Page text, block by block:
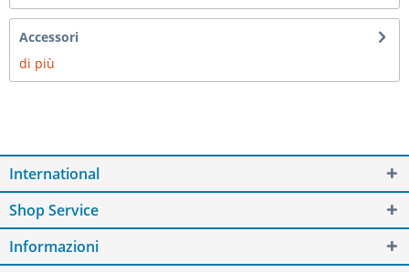
Accessori
di più
International
Shop Service
Informazioni